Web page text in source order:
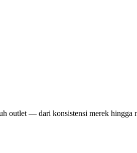
outlet — dari konsistensi merek hingga